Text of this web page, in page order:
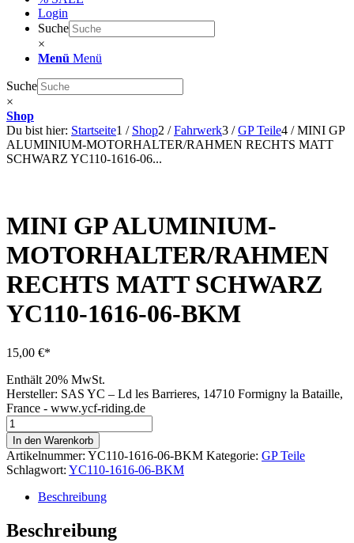
Login
Suche
×
Menü Menü
Suche
×
Shop
Du bist hier: Startseite1 / Shop2 / Fahrwerk3 / GP Teile4 / MINI GP
ALUMINIUM-MOTORHALTER/RAHMEN RECHTS MATT
SCHWARZ YC110-1616-06...
MINI GP ALUMINIUM-
MOTORHALTER/RAHMEN
RECHTS MATT SCHWARZ
YC110-1616-06-BKM
15,00 €
Enthält 20% MwSt.
Hersteller: SAS YC – Ld les Barrieres, 14710 Formigny la Bataille,
France - www.ycf-riding.de
MINI
GP
ALUMINIUM-
MOTORHALTER/RAHMEN
RECHTS
MATT
SCHWARZ
YC110-
1616-
In den Warenkorb
Artikelnummer: YC110-1616-06-BKM Kategorie: GP Teile
Schlagwort: YC110-1616-06-BKM
Beschreibung
Beschreibung